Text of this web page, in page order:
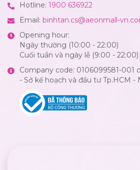
Hotline: 1900 636922
Email: binhtan.cs@aeonmall-
Opening hour:
Ngày thường (10:00 - 22:00)
Cuối tuần và ngày lễ (9:00 - 22:00)
Company code: 0106099581-001
- Sở kế hoạch và đầu tư Tp.HCM -